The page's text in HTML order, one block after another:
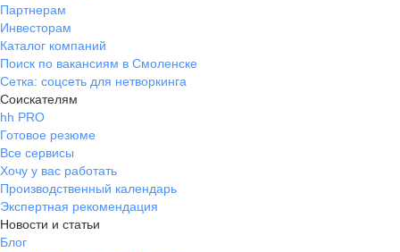
Партнерам
Инвесторам
Каталог компаний
Поиск по вакансиям в Смоленске
Сетка: соцсеть для нетворкинга
Соискателям
hh PRO
Готовое резюме
Все сервисы
Хочу у вас работать
Производственный календарь
Экспертная рекомендация
Новости и статьи
Блог